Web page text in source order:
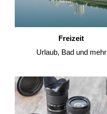
Freizeit
Urlaub, Bad und mehr